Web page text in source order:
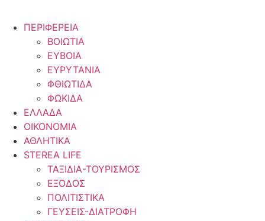
ΠΕΡΙΦΕΡΕΙΑ
ΒΟΙΩΤΙΑ
ΕΥΒΟΙΑ
ΕΥΡΥΤΑΝΙΑ
ΦΘΙΩΤΙΔΑ
ΦΩΚΙΔΑ
ΕΛΛΑΔΑ
ΟΙΚΟΝΟΜΙΑ
ΑΘΛΗΤΙΚΑ
STEREA LIFE
ΤΑΞΙΔΙΑ-ΤΟΥΡΙΣΜΟΣ
ΕΞΟΔΟΣ
ΠΟΛΙΤΙΣΤΙΚΑ
ΓΕΥΣΕΙΣ-ΔΙΑΤΡΟΦΗ